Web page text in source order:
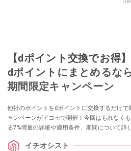
【dポイント交換でお得
dポイントにまとめるな
期間限定キャンペーン
他社のポイントをdポイントに交換するだけで
ャンペーンがドコモで開催！今回はもれなく
る7%増量の詳細や適用条件、期間について詳
イチオシスト